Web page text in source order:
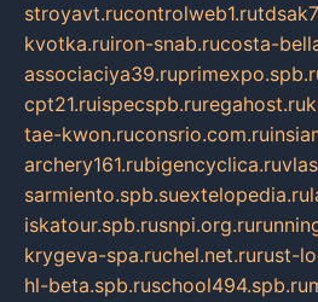
stroyavt.rucontrolweb1.ru
kvotka.ruiron-snab.rucosta-
associaciya39.ru
cpt21.ruispecspb.ruregahost.ru
tae-kwon.ruconsrio.com.ru
archery161.rubigencyclica.ru
sarmiento.spb.suextelopedia.ru
iskatour.spb.rusnpi.org.ru
krygeva-spa.ruchel.net.rurust-
hl-beta.spb.ruschool494.spb.ru